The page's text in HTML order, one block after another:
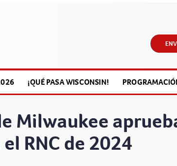
¡QUÉ PASA WISCONSIN!
Milwaukee
RNC de 2024